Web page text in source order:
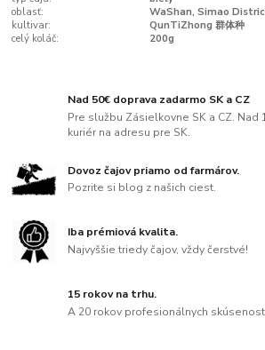
oblasť:
WaShan, Simao
kultivar:
QunTiZhong 群体种
celý koláč:
200g
Nad 50€ doprava zadarmo SK a CZ
Pre službu Zásielkovne SK a CZ. Nad
kuriér na adresu pre SK.
Dovoz čajov priamo od farmárov.
Pozrite si blog z našich ciest.
Iba prémiová kvalita.
Najvyššie triedy čajov, vždy čerstvé!
15 rokov na trhu.
A 20 rokov profesionálnych